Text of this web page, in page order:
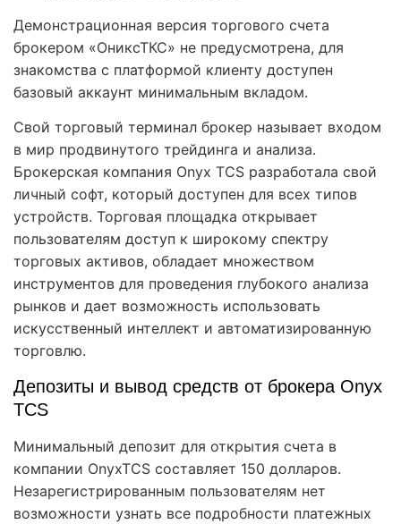
Демонстрационная версия торгового счета
брокером «ОниксТКС» не предусмотрена, для
знакомства с платформой клиенту доступен
базовый аккаунт минимальным вкладом.
Свой торговый терминал брокер называет входом
в мир продвинутого трейдинга и анализа.
Брокерская компания Onyx TCS разработала свой
личный софт, который доступен для всех типов
устройств. Торговая площадка открывает
пользователям доступ к широкому спектру
торговых активов, обладает множеством
инструментов для проведения глубокого анализа
рынков и дает возможность использовать
искусственный интеллект и автоматизированную
торговлю.
Депозиты и вывод средств от брокера Onyx
TCS
Минимальный депозит для открытия счета в
компании OnyxTCS составляет 150 долларов.
Незарегистрированным пользователям нет
возможности узнать все подробности платежных